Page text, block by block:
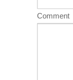
Comment